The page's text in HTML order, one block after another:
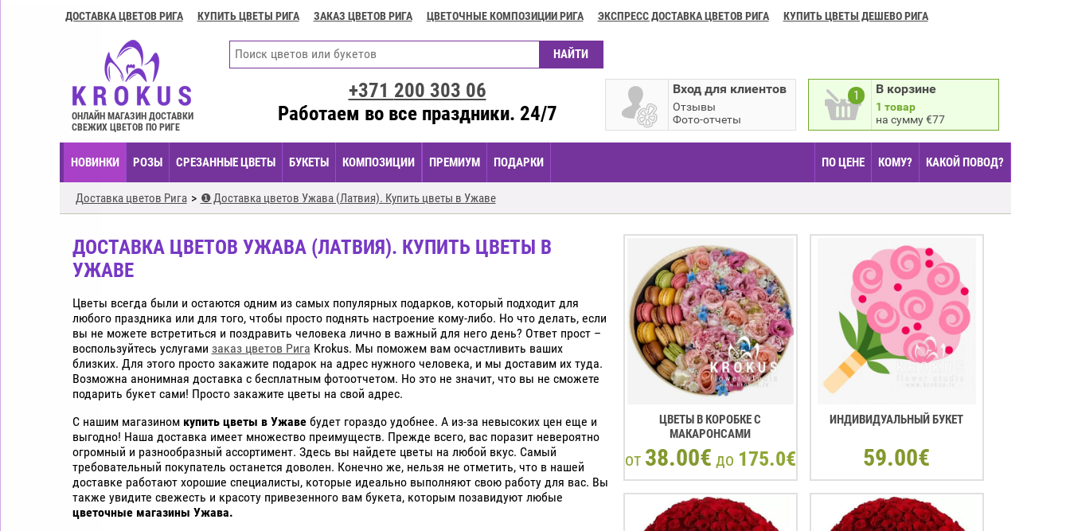
Доставка
Цветочные
ДОСТАВКА ЦВЕТОВ РИГА КУПИТЬ ЦВЕТЫ РИГА ЗАКАЗ ЦВЕТОВ РИГА ЦВЕТОЧНЫЕ КОМПОЗИЦИИ РИГА ЭКСПРЕСС ДОСТАВКА ЦВЕТОВ РИГА КУПИТЬ ЦВЕТЫ ДЕШЕВО РИГА
ОНЛАЙН МАГАЗИН ДОСТАВКИ
СВЕЖИХ ЦВЕТОВ ПО РИГЕ
1 В корзине
1 товар
на сумму €77
Вход для клиентов
Отзывы
Фото-отчеты
+371 200 303 06
Работаем во все праздники. 24/7
НОВИНКИ РОЗЫ СРЕЗАННЫЕ ЦВЕТЫ БУКЕТЫ КОМПОЗИЦИИ ПРЕМИУМ ПОДАРКИ ПО ЦЕНЕ КОМУ? КАКОЙ ПОВОД?
Доставка цветов Рига ❶ Доставка цветов Ужава (Латвия). Купить цветы в Ужаве
ДОСТАВКА ЦВЕТОВ УЖАВА (ЛАТВИЯ). КУПИТЬ ЦВЕТЫ В
УЖАВЕ
Цветы всегда были и остаются одним из самых популярных подарков, который подходит для
любого праздника или для того, чтобы просто поднять настроение кому-либо. Но что делать, если
вы не можете встретиться и поздравить человека лично в важный для него день? Ответ прост –
воспользуйтесь услугами заказ цветов Рига Krokus. Мы поможем вам осчастливить ваших
близких. Для этого просто закажите подарок на адрес нужного человека, и мы доставим их туда.
Возможна анонимная доставка с бесплатным фотоотчетом. Но это не значит, что вы не сможете
подарить букет сами! Просто закажите цветы на свой адрес.
С нашим магазином купить цветы в Ужавебудет гораздо удобнее. А из-за невысоких цен еще и
выгодно! Наша доставка имеет множество преимуществ. Прежде всего, вас поразит невероятно
огромный и разнообразный ассортимент. Здесь вы найдете цветы на любой вкус. Самый
требовательный покупатель останется доволен. Конечно же, нельзя не отметить, что в нашей
доставке работают хорошие специалисты, которые идеально выполняют свою работу для вас. Вы
также увидите свежесть и красоту привезенного вам букета, которым позавидуют любые
цветочные магазины Ужава.
ЦВЕТЫ В КОРОБКЕ С
МАКАРOНCАМИ
от 38.00€ до 175.0€
ИНДИВИДУАЛЬНЫЙ БУКЕТ
59.00€